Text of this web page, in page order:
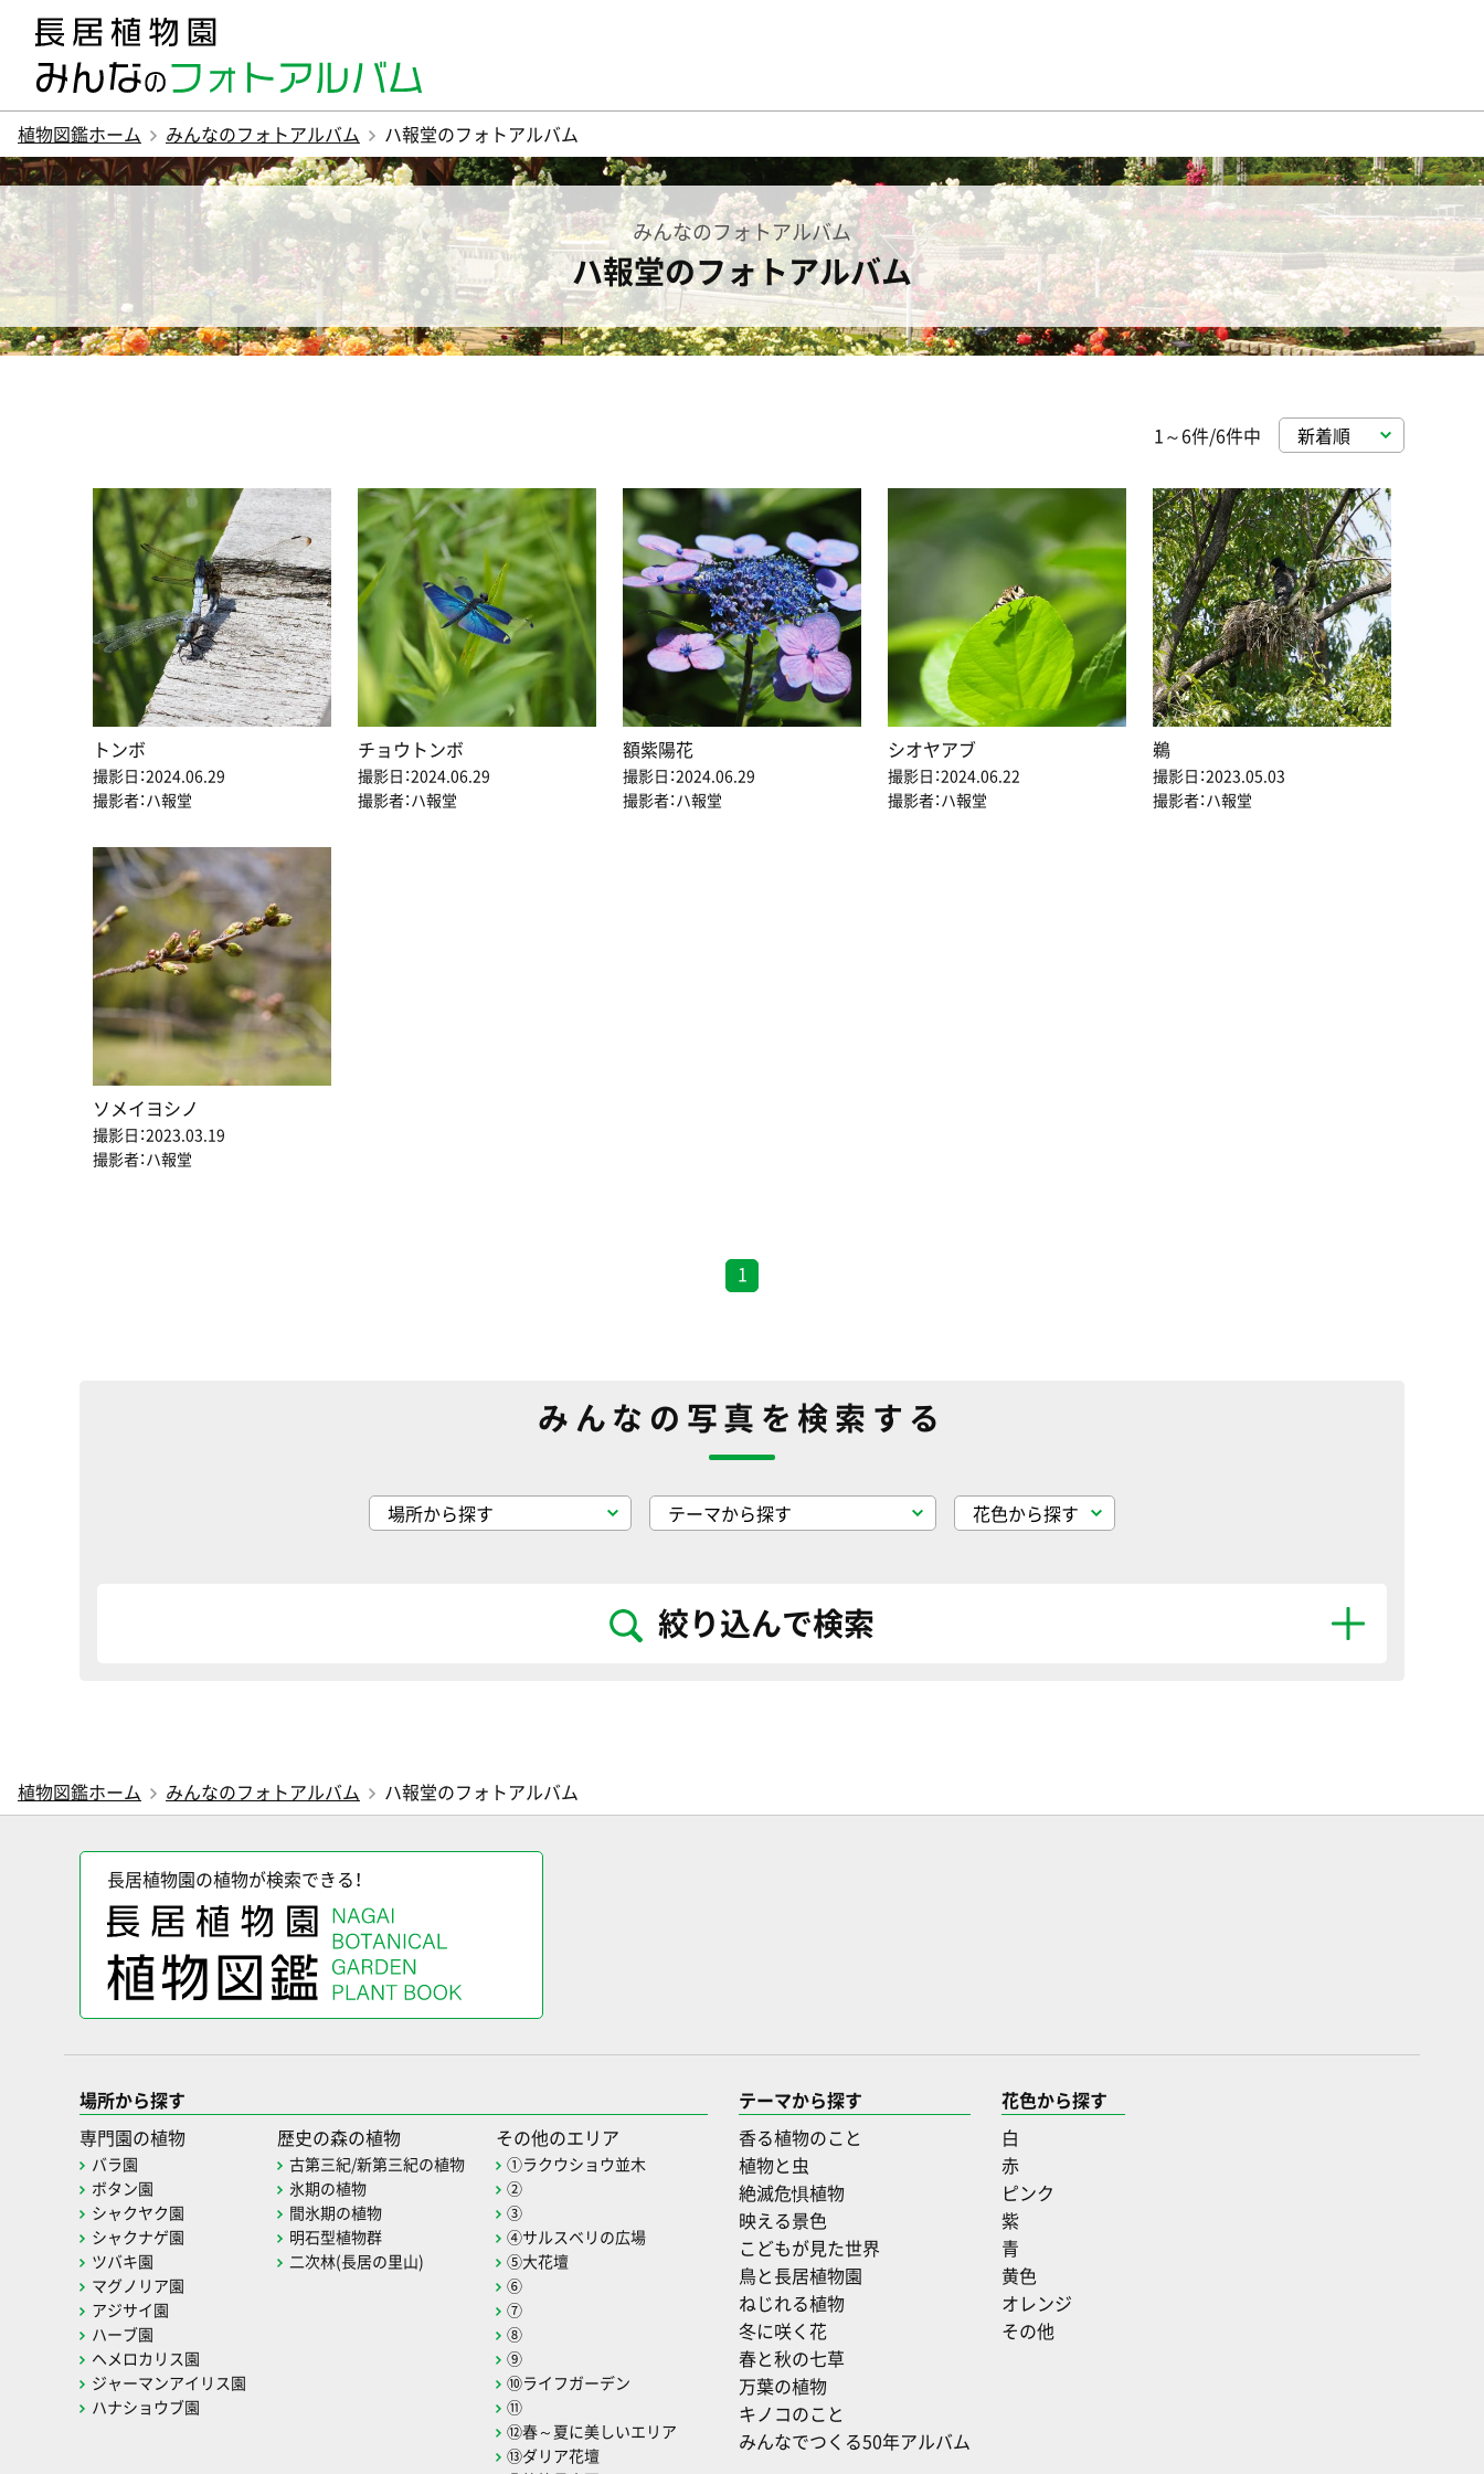
植物図鑑ホーム みんなのフォトアルバム ハ報堂のフォトアルバム
みんなのフォトアルバム
ハ報堂のフォトアルバム
1～6件/6件中
トンボ
撮影日：2024.06.29
撮影者：ハ報堂
チョウトンボ
撮影日：2024.06.29
撮影者：ハ報堂
額紫陽花
撮影日：2024.06.29
撮影者：ハ報堂
シオヤアブ
撮影日：2024.06.22
撮影者：ハ報堂
鵜
撮影日：2023.05.03
撮影者：ハ報堂
ソメイヨシノ
撮影日：2023.03.19
撮影者：ハ報堂
1
みんなの写真を検索する
絞り込んで検索
植物図鑑ホーム みんなのフォトアルバム ハ報堂のフォトアルバム
長居植物園の植物が検索できる！
場所から探す
専門園の植物
バラ園
ボタン園
シャクヤク園
シャクナゲ園
ツバキ園
マグノリア園
アジサイ園
ハーブ園
ヘメロカリス園
ジャーマンアイリス園
ハナショウブ園
歴史の森の植物
古第三紀/新第三紀の植物
氷期の植物
間氷期の植物
明石型植物群
二次林(長居の里山)
その他のエリア
①ラクウショウ並木
②
③
④サルスベリの広場
⑤大花壇
⑥
⑦
⑧
⑨
⑩ライフガーデン
⑪
⑫春～夏に美しいエリア
⑬ダリア花壇
テーマから探す
香る植物のこと
植物と虫
絶滅危惧植物
映える景色
こどもが見た世界
鳥と長居植物園
ねじれる植物
冬に咲く花
春と秋の七草
万葉の植物
キノコのこと
みんなでつくる50年アルバム
花色から探す
白
赤
ピンク
紫
青
黄色
オレンジ
その他